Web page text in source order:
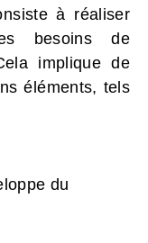
à réaliser
besoins de
implique de
éléments, tels
du